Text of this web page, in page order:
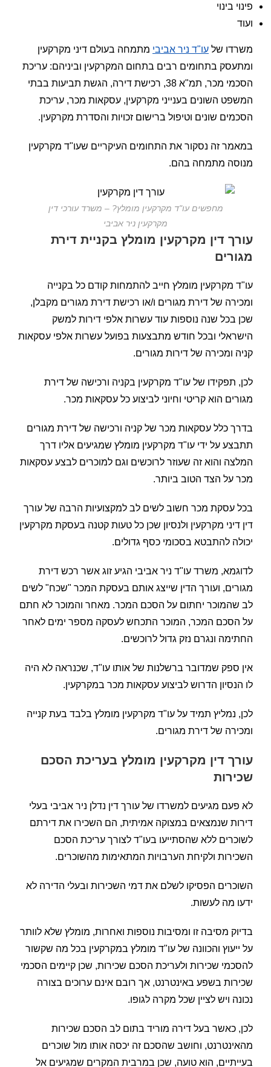
פינוי בינוי
ועוד
משרדו של עו"ד ניר אביבימתמחה בעולם דיני מקרקעין
ומתעסק בתחומים רבים בתחום המקרקעין וביניהם: עריכת
הסכמי מכר, תמ"א 38, רכישת דירה, הגשת תביעות בבתי
המשפט השונים בענייני מקרקעין, עסקאות מכר, עריכת
הסכמים שונים וטיפול ברישום זכויות והסדרת מקרקעין.
במאמר זה נסקור את התחומים העיקריים שעו"ד מקרקעין
מנוסה מתמחה בהם.
מחפשים עו"ד מקרקעין מומלץ? – משרד עורכי דין
מקרקעין ניר אביבי
עורך דין מקרקעין מומלץ בקניית דירת
מגורים
עו"ד מקרקעין מומלץ חייב להתמחות קודם כל בקנייה
ומכירה של דירת מגורים ו/או רכישת דירת מגורים מקבלן,
שכן בכל שנה נוספות עוד עשרות אלפי דירות למשק
הישראלי ובכל חודש מתבצעות בפועל עשרות אלפי עסקאות
קניה ומכירה של דירות מגורים.
לכן, תפקידו של עו"ד מקרקעין בקניה ורכישה של דירת
מגורים הוא קריטי וחיוני לביצוע כל עסקאות מכר.
בדרך כלל עסקאות מכר של קניה ורכישה של דירת מגורים
תתבצע על ידי עו"ד מקרקעין מומלץ שמגיעים אליו דרך
המלצה והוא זה שעוזר לרוכשים וגם למוכרים לבצע עסקאות
מכר על הצד הטוב ביותר.
בכל עסקת מכר חשוב לשים לב למקצועיות הרבה של עורך
דין דיני מקרקעין ולנסיון שכן כל טעות קטנה בעסקת מקרקעין
יכולה להתבטא בסכומי כסף גדולים.
לדוגמא, משרד עו"ד ניר אביבי הגיע זוג אשר רכש דירת
מגורים, ועורך הדין שייצג אותם בעסקת המכר "שכח" לשים
לב שהמוכר יחתום על הסכם המכר. מאחר והמוכר לא חתם
על הסכם המכר, המוכר התכחש לעסקה מספר ימים לאחר
החתימה ונגרם נזק גדול לרוכשים.
אין ספק שמדובר ברשלנות של אותו עו"ד, שכנראה לא היה
לו הנסיון הדרוש לביצוע עסקאות מכר במקרקעין.
לכן, נמליץ תמיד על עו"ד מקרקעין מומלץ בלבד בעת קנייה
ומכירה של דירת מגורים.
עורך דין מקרקעין מומלץ בעריכת הסכם
שכירות
לא פעם מגיעים למשרדו של עורך דין נדלן ניר אביבי בעלי
דירות שנמצאים במצוקה אמיתית, הם השכירו את דירתם
לשוכרים ללא שהסתייעו בעו"ד לצורך עריכת הסכם
השכירות ולקיחת הערבויות המתאימות מהשוכרים.
השוכרים הפסיקו לשלם את דמי השכירות ובעלי הדירה לא
ידעו מה לעשות.
בדיוק מסיבה זו ומסיבות נוספות ואחרות, מומלץ שלא לוותר
על ייעוץ והכוונה של עו"ד מומלץ במקרקעין בכל מה שקשור
להסכמי שכירות ולעריכת הסכם שכירות, שכן קיימים הסכמי
שכירות בשפע באינטרנט, אך רובם אינם ערוכים בצורה
נכונה ויש לציין שכל מקרה לגופו.
לכן, כאשר בעל דירה מוריד בתום לב הסכם שכירות
מהאינטרנט, וחושב שהסכם זה יכסה אותו מול שוכרים
בעייתיים, הוא טועה, שכן במרבית המקרים שמגיעים אל